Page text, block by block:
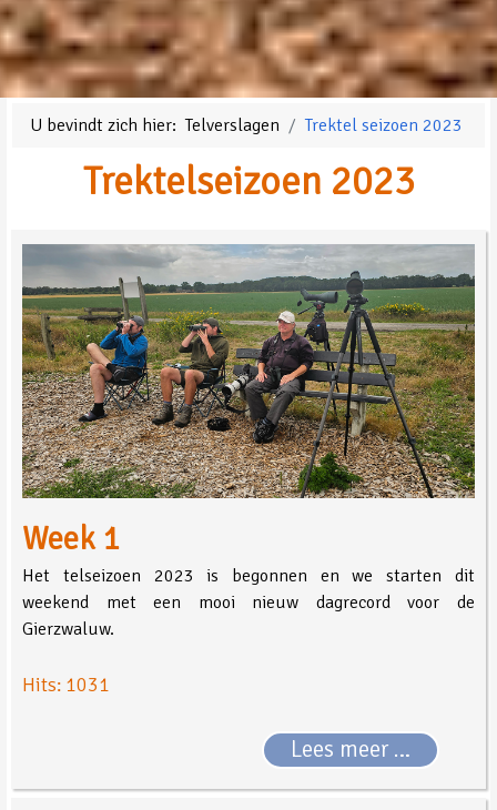
U bevindt zich hier:Telverslagen Trektel seizoen 2023
Trektelseizoen 2023
Week 1
Het telseizoen 2023 is begonnen en we starten dit
weekend met een mooi nieuw dagrecord voor de
Gierzwaluw.
Hits: 1031
Lees meer …